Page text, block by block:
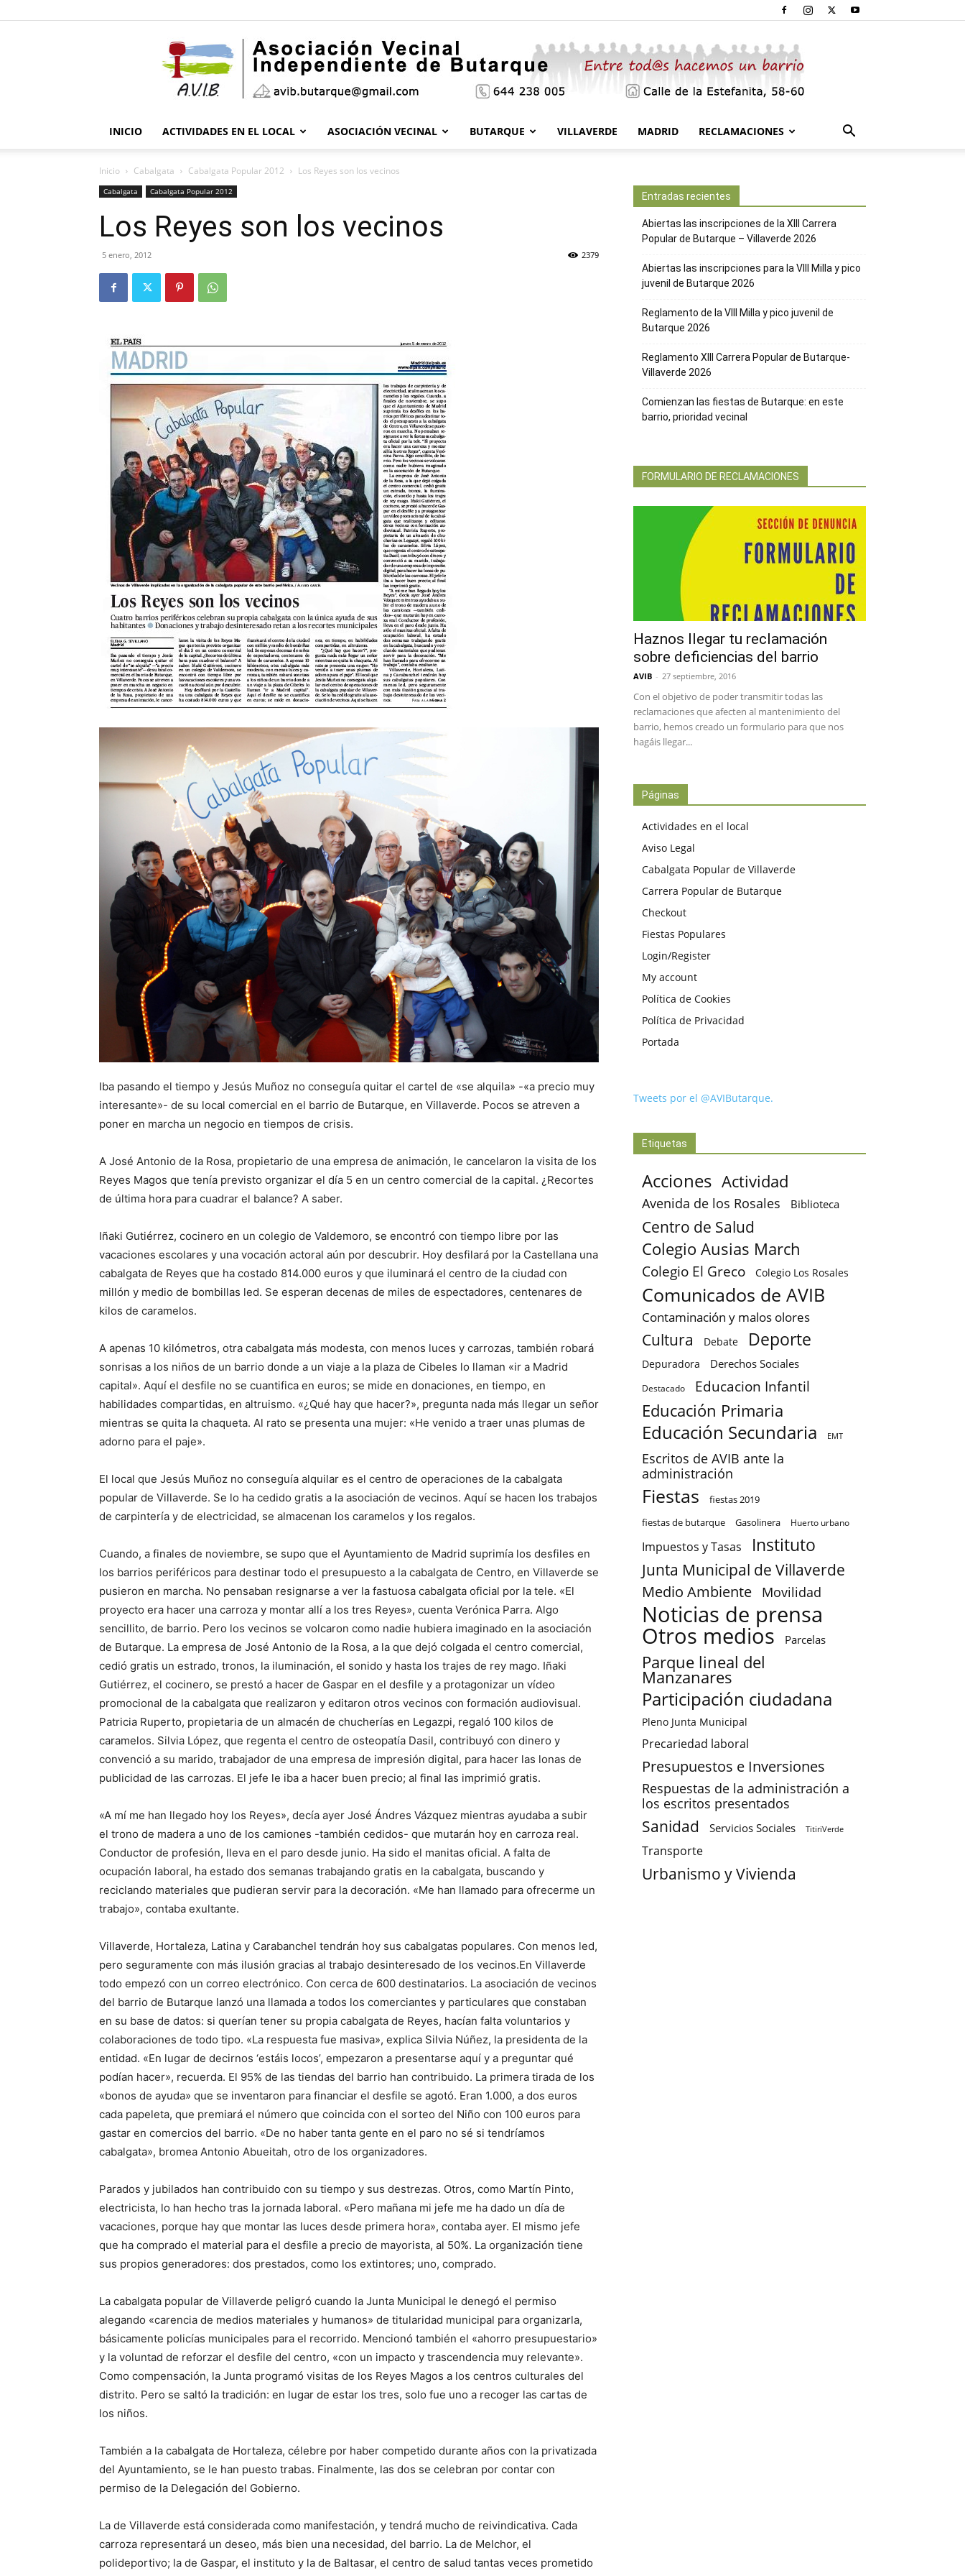
INICIO ACTIVIDADES EN EL LOCAL ASOCIACIÓN VECINAL BUTARQUE VILLAVERDE MADRID RECLAMACIONES
Inicio Cabalgata Cabalgata Popular 2012 Los Reyes son los vecinos
Cabalgata Cabalgata Popular 2012
Los Reyes son los vecinos
5 enero, 2012 2379
Iba pasando el tiempo y Jesús Muñoz no conseguía quitar el cartel de «se alquila» -«a precio muy
interesante»- de su local comercial en el barrio de Butarque, en Villaverde. Pocos se atreven a
poner en marcha un negocio en tiempos de crisis.
A José Antonio de la Rosa, propietario de una empresa de animación, le cancelaron la visita de los
Reyes Magos que tenía previsto organizar el día 5 en un centro comercial de la capital. ¿Recortes
de última hora para cuadrar el balance? A saber.
Iñaki Gutiérrez, cocinero en un colegio de Valdemoro, se encontró con tiempo libre por las
vacaciones escolares y una vocación actoral aún por descubrir. Hoy desfilará por la Castellana una
cabalgata de Reyes que ha costado 814.000 euros y que iluminará el centro de la ciudad con
millón y medio de bombillas led. Se esperan decenas de miles de espectadores, centenares de
kilos de caramelos.
A apenas 10 kilómetros, otra cabalgata más modesta, con menos luces y carrozas, también robará
sonrisas a los niños de un barrio donde a un viaje a la plaza de Cibeles lo llaman «ir a Madrid
capital». Aquí el desfile no se cuantifica en euros; se mide en donaciones, en tiempo, en
habilidades compartidas, en altruismo. «¿Qué hay que hacer?», pregunta nada más llegar un señor
mientras se quita la chaqueta. Al rato se presenta una mujer: «He venido a traer unas plumas de
adorno para el paje».
El local que Jesús Muñoz no conseguía alquilar es el centro de operaciones de la cabalgata
popular de Villaverde. Se lo ha cedido gratis a la asociación de vecinos. Aquí se hacen los trabajos
de carpintería y de electricidad, se almacenan los caramelos y los regalos.
Cuando, a finales de noviembre, se supo que el Ayuntamiento de Madrid suprimía los desfiles en
los barrios periféricos para destinar todo el presupuesto a la cabalgata de Centro, en Villaverde se
pusieron en marcha. No pensaban resignarse a ver la fastuosa cabalgata oficial por la tele. «El
proyecto era hacer una carroza y montar allí a los tres Reyes», cuenta Verónica Parra. Algo
sencillito, de barrio. Pero los vecinos se volcaron como nadie hubiera imaginado en la asociación
de Butarque. La empresa de José Antonio de la Rosa, a la que dejó colgada el centro comercial,
cedió gratis un estrado, tronos, la iluminación, el sonido y hasta los trajes de rey mago. Iñaki
Gutiérrez, el cocinero, se prestó a hacer de Gaspar en el desfile y a protagonizar un vídeo
promocional de la cabalgata que realizaron y editaron otros vecinos con formación audiovisual.
Patricia Ruperto, propietaria de un almacén de chucherías en Legazpi, regaló 100 kilos de
caramelos. Silvia López, que regenta el centro de osteopatía Dasil, contribuyó con dinero y
convenció a su marido, trabajador de una empresa de impresión digital, para hacer las lonas de
publicidad de las carrozas. El jefe le iba a hacer buen precio; al final las imprimió gratis.
«A mí me han llegado hoy los Reyes», decía ayer José Ándres Vázquez mientras ayudaba a subir
el trono de madera a uno de los camiones -también cedidos- que mutarán hoy en carroza real.
Conductor de profesión, lleva en el paro desde junio. Ha sido el manitas oficial. A falta de
ocupación laboral, ha estado dos semanas trabajando gratis en la cabalgata, buscando y
reciclando materiales que pudieran servir para la decoración. «Me han llamado para ofrecerme un
trabajo», contaba exultante.
Villaverde, Hortaleza, Latina y Carabanchel tendrán hoy sus cabalgatas populares. Con menos led,
pero seguramente con más ilusión gracias al trabajo desinteresado de los vecinos.En Villaverde
todo empezó con un correo electrónico. Con cerca de 600 destinatarios. La asociación de vecinos
del barrio de Butarque lanzó una llamada a todos los comerciantes y particulares que constaban
en su base de datos: si querían tener su propia cabalgata de Reyes, hacían falta voluntarios y
colaboraciones de todo tipo. «La respuesta fue masiva», explica Silvia Núñez, la presidenta de la
entidad. «En lugar de decirnos ‘estáis locos’, empezaron a presentarse aquí y a preguntar qué
podían hacer», recuerda. El 95% de las tiendas del barrio han contribuido. La primera tirada de los
«bonos de ayuda» que se inventaron para financiar el desfile se agotó. Eran 1.000, a dos euros
cada papeleta, que premiará el número que coincida con el sorteo del Niño con 100 euros para
gastar en comercios del barrio. «De no haber tanta gente en el paro no sé si tendríamos
cabalgata», bromea Antonio Abueitah, otro de los organizadores.
Parados y jubilados han contribuido con su tiempo y sus destrezas. Otros, como Martín Pinto,
electricista, lo han hecho tras la jornada laboral. «Pero mañana mi jefe me ha dado un día de
vacaciones, porque hay que montar las luces desde primera hora», contaba ayer. El mismo jefe
que ha comprado el material para el desfile a precio de mayorista, al 50%. La organización tiene
sus propios generadores: dos prestados, como los extintores; uno, comprado.
La cabalgata popular de Villaverde peligró cuando la Junta Municipal le denegó el permiso
alegando «carencia de medios materiales y humanos» de titularidad municipal para organizarla,
básicamente policías municipales para el recorrido. Mencionó también el «ahorro presupuestario»
y la voluntad de reforzar el desfile del centro, «con un impacto y trascendencia muy relevante».
Como compensación, la Junta programó visitas de los Reyes Magos a los centros culturales del
distrito. Pero se saltó la tradición: en lugar de estar los tres, solo fue uno a recoger las cartas de
los niños.
También a la cabalgata de Hortaleza, célebre por haber competido durante años con la privatizada
del Ayuntamiento, se le han puesto trabas. Finalmente, las dos se celebran por contar con
permiso de la Delegación del Gobierno.
La de Villaverde está considerada como manifestación, y tendrá mucho de reivindicativa. Cada
carroza representará un deseo, más bien una necesidad, del barrio. La de Melchor, el
polideportivo; la de Gaspar, el instituto y la de Baltasar, el centro de salud tantas veces prometido
Entradas recientes
Abiertas las inscripciones de la XIII Carrera
Popular de Butarque – Villaverde 2026
Abiertas las inscripciones para la VIII Milla y pico
juvenil de Butarque 2026
Reglamento de la VIII Milla y pico juvenil de
Butarque 2026
Reglamento XIII Carrera Popular de Butarque-
Villaverde 2026
Comienzan las fiestas de Butarque: en este
barrio, prioridad vecinal
FORMULARIO DE RECLAMACIONES
Haznos llegar tu reclamación
sobre deficiencias del barrio
AVIB - 27 septiembre, 2016
Con el objetivo de poder transmitir todas las
reclamaciones que afecten al mantenimiento del
barrio, hemos creado un formulario para que nos
hagáis llegar...
Páginas
Actividades en el local
Aviso Legal
Cabalgata Popular de Villaverde
Carrera Popular de Butarque
Checkout
Fiestas Populares
Login/Register
My account
Política de Cookies
Política de Privacidad
Portada
Tweets por el @AVIButarque.
Etiquetas
Acciones Actividad
Avenida de los Rosales Biblioteca
Centro de Salud
Colegio Ausias March
Colegio El Greco Colegio Los Rosales
Comunicados de AVIB
Contaminación y malos olores
Cultura Debate Deporte
Depuradora Derechos Sociales
Destacado Educacion Infantil
Educación Primaria
Educación Secundaria EMT
Escritos de AVIB ante la
administración
Fiestas
fiestas 2019
fiestas de butarque
Gasolinera Huerto urbano
Impuestos y Tasas Instituto
Junta Municipal de Villaverde
Medio Ambiente Movilidad
Noticias de prensa
Otros medios Parcelas
Parque lineal del
Manzanares
Participación ciudadana
Pleno Junta Municipal
Precariedad laboral
Presupuestos e Inversiones
Respuestas de la administración a
los escritos presentados
Sanidad Servicios Sociales TitiriVerde
Transporte
Urbanismo y Vivienda